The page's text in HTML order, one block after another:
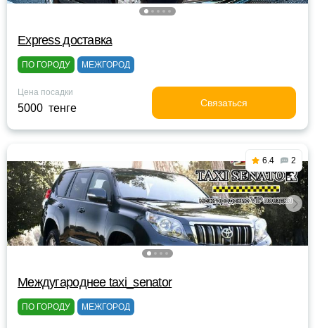
Express доставка
ПО ГОРОДУ МЕЖГОРОД
Цена посадки
5000 тенге Связаться
6.4 2
Междугароднее taxi_senator
ПО ГОРОДУ МЕЖГОРОД